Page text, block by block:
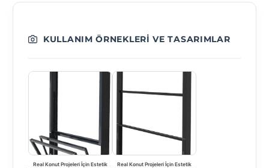
KULLANIM ÖRNEKLERI VE TASARIMLAR
Real Konut Projeleri İçin Estetik
Real Konut Projeleri İçin Estetik